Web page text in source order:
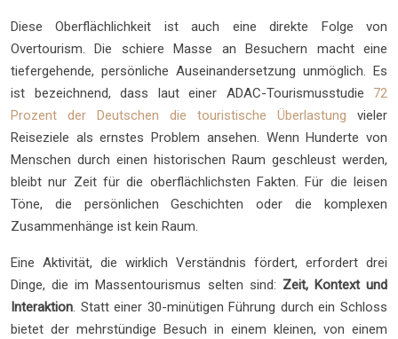
Diese Oberflächlichkeit ist auch eine direkte Folge von
Overtourism. Die schiere Masse an Besuchern macht eine
tiefergehende, persönliche Auseinandersetzung unmöglich. Es
ist bezeichnend, dass laut einer ADAC-Tourismusstudie 72
Prozent der Deutschen die touristische Überlastung vieler
Reiseziele als ernstes Problem ansehen. Wenn Hunderte von
Menschen durch einen historischen Raum geschleust werden,
bleibt nur Zeit für die oberflächlichsten Fakten. Für die leisen
Töne, die persönlichen Geschichten oder die komplexen
Zusammenhänge ist kein Raum.
Eine Aktivität, die wirklich Verständnis fördert, erfordert drei
Dinge, die im Massentourismus selten sind: Zeit, Kontext und
Interaktion. Statt einer 30-minütigen Führung durch ein Schloss
bietet der mehrstündige Besuch in einem kleinen, von einem